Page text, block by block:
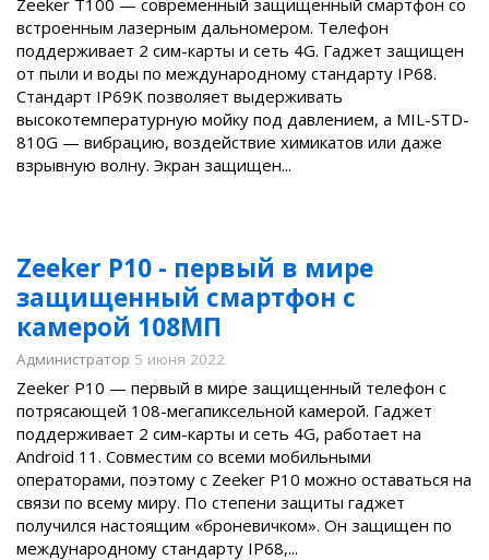
Zeeker T100 — современный защищенный смартфон со
встроенным лазерным дальномером. Телефон
поддерживает 2 сим-карты и сеть 4G. Гаджет защищен
от пыли и воды по международному стандарту IP68.
Стандарт IP69K позволяет выдерживать
высокотемпературную мойку под давлением, а MIL-STD-
810G — вибрацию, воздействие химикатов или даже
взрывную волну. Экран защищен...
Zeeker P10 - первый в мире
защищенный смартфон с
камерой 108МП
Администратор 5 июня 2022
Zeeker P10 — первый в мире защищенный телефон с
потрясающей 108-мегапиксельной камерой. Гаджет
поддерживает 2 сим-карты и сеть 4G, работает на
Android 11. Совместим со всеми мобильными
операторами, поэтому с Zeeker P10 можно оставаться на
связи по всему миру. По степени защиты гаджет
получился настоящим «броневичком». Он защищен по
международному стандарту IP68,...